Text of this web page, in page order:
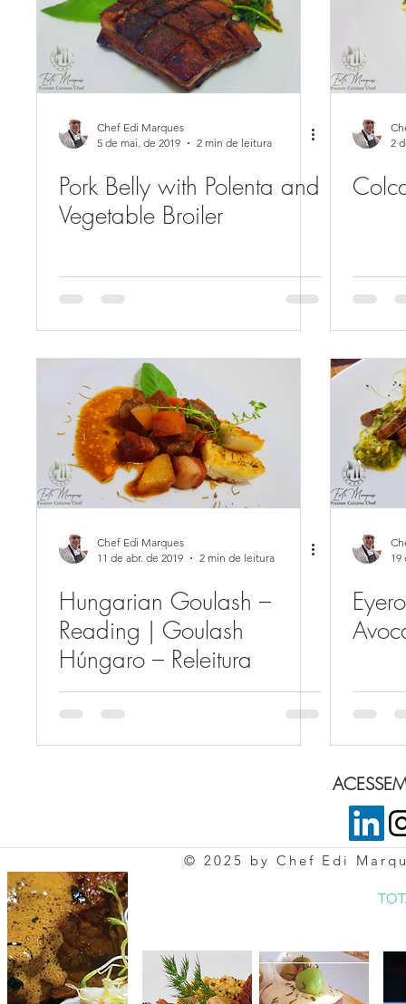
Chef Edi Marques
5 de mai. de 2019
2 min de leitura
Pork Belly with Polenta and
Vegetable Broiler
2
Chef Edi Marques
11 de abr. de 2019
2 min de leitura
Hungarian Goulash –
Reading | Goulash
Húngaro – Releitura
19
© 2025 by Chef Edi